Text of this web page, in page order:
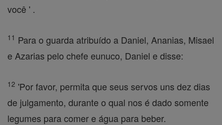
você ' .
11 Para o guarda atribuído a Daniel, Ananias, Misael
e Azarias pelo chefe eunuco, Daniel e disse:
12 'Por favor, permita que seus servos uns dez dias
de julgamento, durante o qual nos é dado somente
legumes para comer e água para beber.